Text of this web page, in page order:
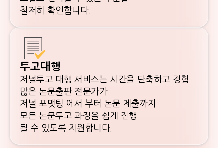
철저히 확인합니다.
투고대행
저널투고 대행 서비스는 시간을 단축하고 경험
많은 논문출판 전문가가
저널 포맷팅 에서 부터 논문 제출까지
모든 논문투고 과정을 쉽게 진행
될 수 있도록 지원합니다.